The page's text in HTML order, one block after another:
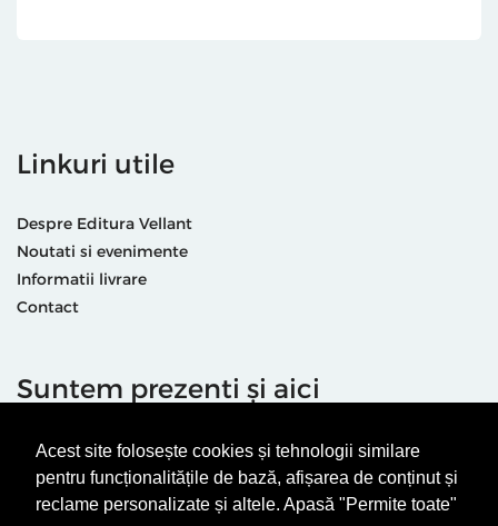
Acest site folosește cookies și tehnologii similare
pentru funcționalitățile de bază, afișarea de conținut și
reclame personalizate și altele. Apasă "Permite toate"
Linkuri utile
Despre Editura Vellant
Noutati si evenimente
Informatii livrare
Contact
Suntem prezenti și aici